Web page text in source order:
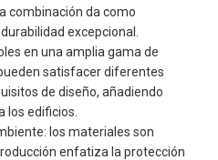
combinación da como
excepcional.
en una amplia gama de
satisfacer diferentes
de diseño, añadiendo
los edificios.
los materiales son
enfatiza la protección